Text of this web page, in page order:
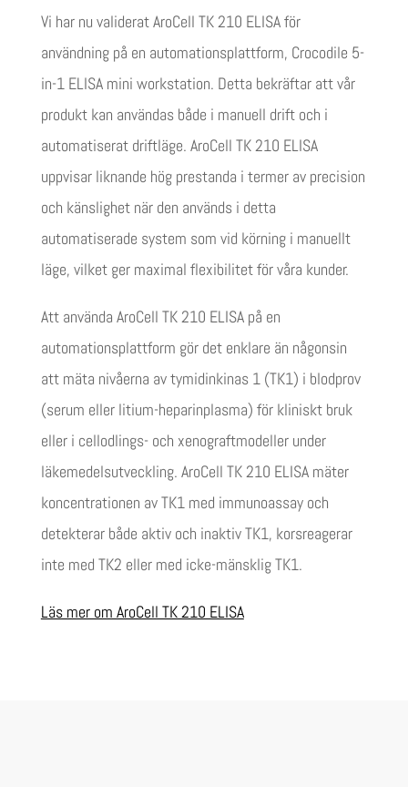
Vi har nu validerat AroCell TK 210 ELISA för
användning på en automationsplattform, Crocodile 5-
in-1 ELISA mini workstation. Detta bekräftar att vår
produkt kan användas både i manuell drift och i
automatiserat driftläge. AroCell TK 210 ELISA
uppvisar liknande hög prestanda i termer av precision
och känslighet när den används i detta
automatiserade system som vid körning i manuellt
läge, vilket ger maximal flexibilitet för våra kunder.
Att använda AroCell TK 210 ELISA på en
automationsplattform gör det enklare än någonsin
att mäta nivåerna av tymidinkinas 1 (TK1) i blodprov
(serum eller litium-heparinplasma) för kliniskt bruk
eller i cellodlings- och xenograftmodeller under
läkemedelsutveckling. AroCell TK 210 ELISA mäter
koncentrationen av TK1 med immunoassay och
detekterar både aktiv och inaktiv TK1, korsreagerar
inte med TK2 eller med icke-mänsklig TK1.
Läs mer om AroCell TK 210 ELISA